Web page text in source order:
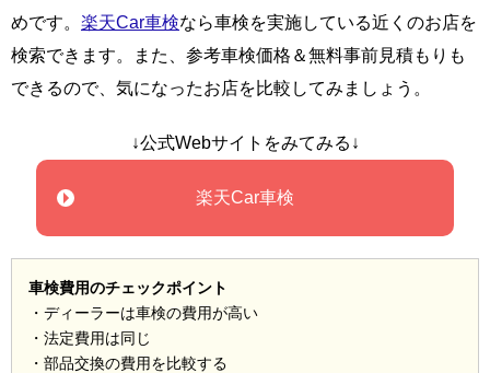
めです。 楽天Car車検なら車検を実施している近くのお店を
検索できます。また、参考車検価格＆無料事前見積もりも
できるので、気になったお店を比較してみましょう。
↓公式Webサイトをみてみる↓
楽天Car車検
車検費用のチェックポイント
・ディーラーは車検の費用が高い
・法定費用は同じ
・部品交換の費用を比較する